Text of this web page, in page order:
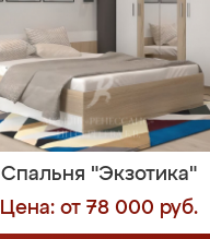
Спальня "Экзотика"
Цена: от 78 000 руб.